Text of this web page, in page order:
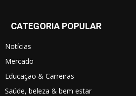
CATEGORIA POPULAR
Notícias
Mercado
Educação & Carreiras
Saúde, beleza & bem estar